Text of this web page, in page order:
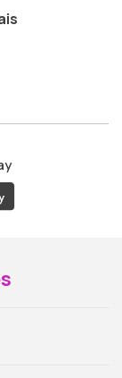
ao